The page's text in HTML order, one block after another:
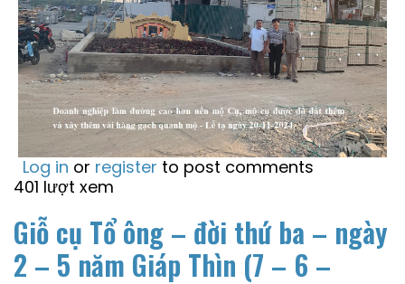
Log in or register to post comments
401 lượt xem
Giỗ cụ Tổ ông – đời thứ ba – ngày
2 – 5 năm Giáp Thìn (7 – 6 –